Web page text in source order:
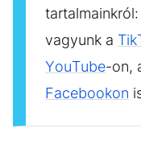
vagyunk a
YouTube-on,
Facebookon